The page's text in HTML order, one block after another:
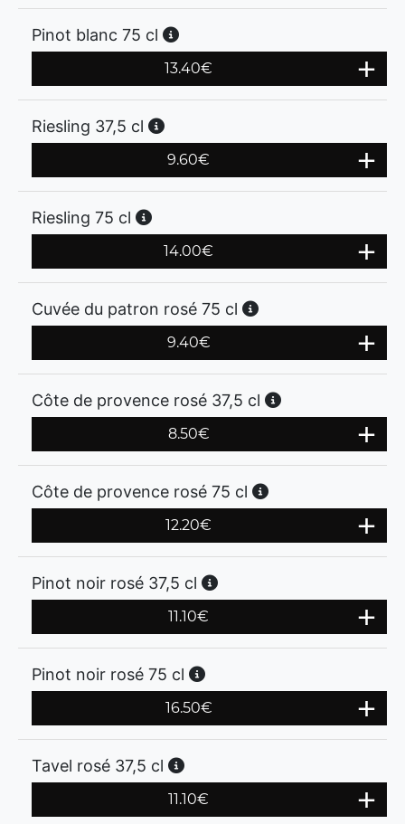
Pinot blanc 75 cl
13.40€
Riesling 37,5 cl
9.60€
Riesling 75 cl
14.00€
Cuvée du patron rosé 75 cl
9.40€
Côte de provence rosé 37,5 cl
8.50€
Côte de provence rosé 75 cl
12.20€
Pinot noir rosé 37,5 cl
11.10€
Pinot noir rosé 75 cl
16.50€
Tavel rosé 37,5 cl
11.10€